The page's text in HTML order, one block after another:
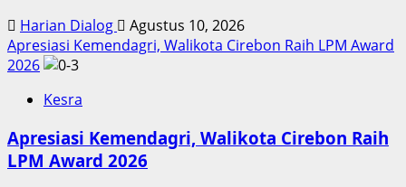
Harian Dialog
Agustus 10, 2026
Apresiasi Kemendagri, Walikota Cirebon Raih LPM Award
2026
Kesra
Apresiasi Kemendagri, Walikota Cirebon Raih
LPM Award 2026